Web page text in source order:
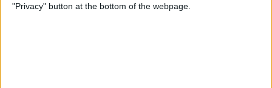
"Privacy" button at the bottom of the webpage.